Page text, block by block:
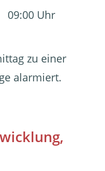
09:00 Uhr
zu einer
alarmiert.